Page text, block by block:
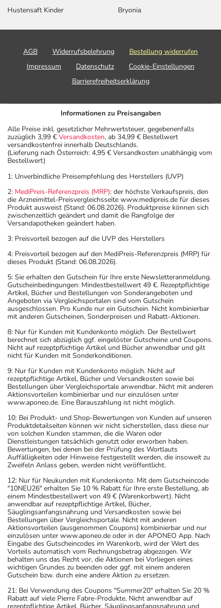
Hustensaft Kinder
Bryonia
AGB Widerrufsbelehrung
Bestellung widerrufen
Impressum
Datenschutz
Cookie-Einstellungen
Barrierefreiheitserklärung
Informationen zu Preisangaben
Alle Preise inkl. gesetzlicher Mehrwertsteuer, gegebenenfalls
zuzüglich 3,99 € Versandkosten, ab 34,99 € Bestellwert
versandkostenfrei innerhalb Deutschlands.
(Lieferung nach Österreich: 4,95 € Versandkosten unabhängig vom
Bestellwert)
1: Unverbindliche Preisempfehlung des Herstellers (UVP)
2: MediPreis-Referenzpreis (MRP): der höchste Verkaufspreis, den
die Arzneimittel-Preisvergleichsseite www.medipreis.de für dieses
Produkt ausweist (Stand: 06.08.2026). Produktpreise können sich
zwischenzeitlich geändert und damit die Rangfolge der
Versandapotheken geändert haben.
3: Preisvorteil bezogen auf die UVP des Herstellers
4: Preisvorteil bezogen auf den MediPreis-Referenzpreis (MRP) für
dieses Produkt (Stand: 06.08.2026).
5: Sie erhalten den Gutschein für Ihre erste Newsletteranmeldung.
Gutscheinbedingungen: Mindestbestellwert 49 €. Rezeptpflichtige
Artikel, Bücher und Bestellungen von Sonderangeboten und
Angeboten via Vergleichsportalen sind vom Gutschein
ausgeschlossen. Pro Kunde nur ein Gutschein. Nicht kombinierbar
mit anderen Gutscheinen, Sonderpreisen und Rabatt-Aktionen.
8: Nur für Kunden mit Kundenkonto möglich. Der Bestellwert
berechnet sich abzüglich ggf. eingelöster Gutscheine und Coupons.
Nicht auf rezeptpflichtige Artikel und Bücher anwendbar und gilt
nicht für Kunden mit Sonderkonditionen.
9: Nur für Kunden mit Kundenkonto möglich. Nicht auf
rezeptpflichtige Artikel, Bücher und Versandkosten sowie bei
Bestellungen über Vergleichsportale anwendbar. Nicht mit anderen
Aktionsvorteilen kombinierbar und nur einzulösen unter
www.aponeo.de. Eine Barauszahlung ist nicht möglich.
10: Bei Produkt- und Shop-Bewertungen von Kunden auf unseren
Produktdetailseiten können wir nicht sicherstellen, dass diese nur
von solchen Kunden stammen, die die Waren oder
Dienstleistungen tatsächlich genutzt oder erworben haben.
Bewertungen, bei denen bei der Prüfung des Wortlauts
Auffälligkeiten oder Hinweise festgestellt werden, die insoweit zu
Zweifeln Anlass geben, werden nicht veröffentlicht.
12: Nur für Neukunden mit Kundenkonto. Mit dem Gutscheincode
"10NEU26" erhalten Sie 10 % Rabatt für Ihre erste Bestellung, ab
einem Mindestbestellwert von 49 € (Warenkorbwert). Nicht
anwendbar auf rezeptpflichtige Artikel, Bücher,
Säuglingsanfangsnahrung und Versandkosten sowie bei
Bestellungen über Vergleichsportale. Nicht mit anderen
Aktionsvorteilen (ausgenommen Coupons) kombinierbar und nur
einzulösen unter www.aponeo.de oder in der APONEO App. Nach
Eingabe des Gutscheincodes im Warenkorb, wird der Wert des
Vorteils automatisch vom Rechnungsbetrag abgezogen. Wir
behalten uns das Recht vor, die Aktionen bei Vorliegen eines
wichtigen Grundes zu beenden oder ggf. mit einem anderen
Gutschein bzw. durch eine andere Aktion zu ersetzen.
21: Bei Verwendung des Coupons "Summer20" erhalten Sie 20 %
Rabatt auf viele Pierre Fabre-Produkte. Nicht anwendbar auf